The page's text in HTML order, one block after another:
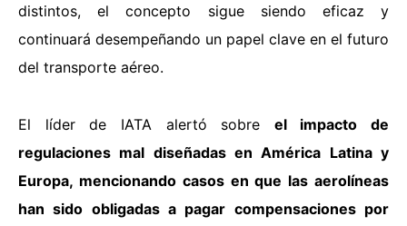
distintos, el concepto sigue siendo eficaz y
continuará desempeñando un papel clave en el futuro
del transporte aéreo.
El líder de IATA alertó sobre el impacto de
regulaciones mal diseñadas en América Latina y
Europa, mencionando casos en que las aerolíneas
han sido obligadas a pagar compensaciones por